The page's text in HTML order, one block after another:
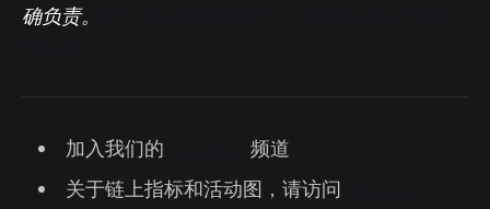
确负责。
加入我们的
频道
关于链上指标和活动图，请访问